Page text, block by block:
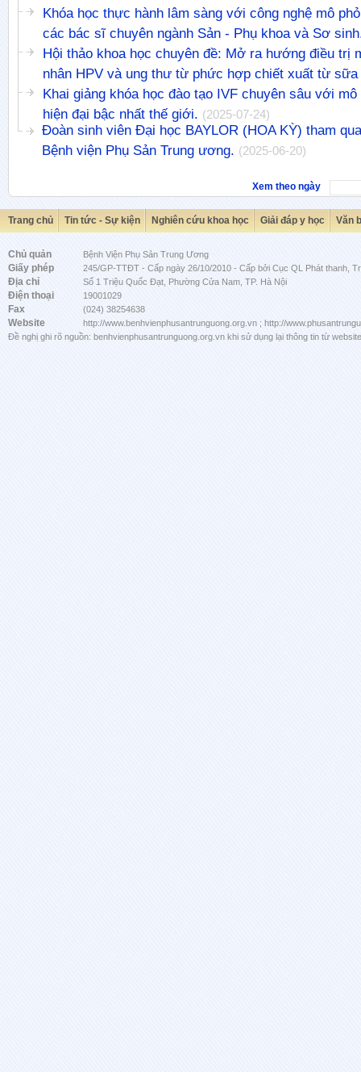
Khóa học thực hành lâm sàng với công nghệ mô
các bác sĩ chuyên ngành Sản - Phụ khoa và Sơ
Hội thảo khoa học chuyên đề: Mở ra hướng điều trị
nhân HPV và ung thư từ phức hợp chiết xuất từ sữa
Khai giảng khóa học đào tạo IVF chuyên sâu với mô
hiện đại bậc nhất thế giới. (2025-07-24)
Đoàn sinh viên Đại học BAYLOR (HOA KỲ) tham
Bệnh viện Phụ Sản Trung ương. (2025-06-20)
Xem theo ngày
Trang chủ Tin tức - Sự kiện Nghiên cứu khoa học Giải đáp y học Văn
Chủ quản Bệnh Viện Phụ Sản Trung Ương
Giấy phép 245/GP-TTĐT - Cấp ngày 26/10/2010 - Cấp bởi Cục QL Phát thanh,
Địa chỉ Số 1 Triệu Quốc Đạt, Phường Cửa Nam, TP. Hà Nội
Điện thoại 19001029
Fax (024) 38254638
Website
http://www.benhvienphusantrunguong.org.vn ; http://
Đề nghị ghi rõ nguồn: benhvienphusantrunguong.org.vn khi sử dụng lại thông tin từ